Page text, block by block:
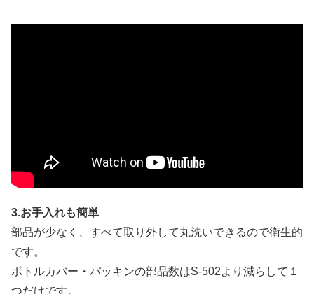
3.お手入れも簡単
部品が少なく、すべて取り外して丸洗いできるので衛生的
です。
ボトルカバー・パッキンの部品数はS-502より減らして１
つだけです。